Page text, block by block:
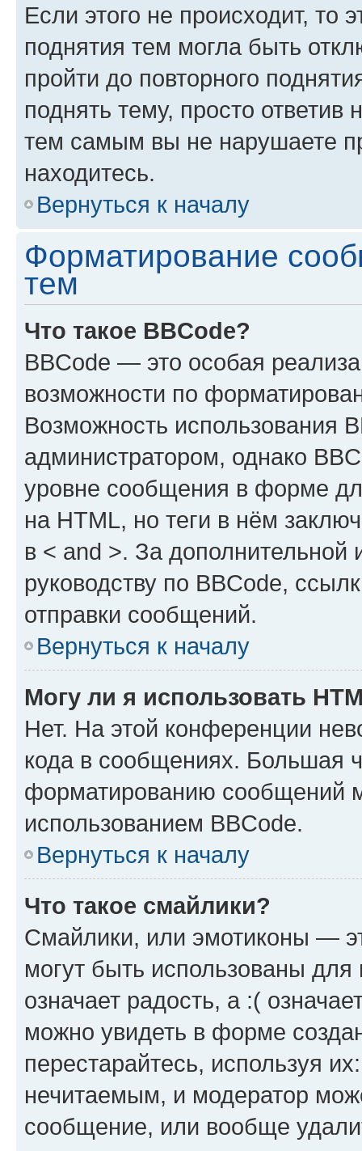
Если этого не происходит, то
поднятия тем могла быть
пройти до повторного
поднять тему, просто ответив
тем самым вы не нарушаете
находитесь.
Вернуться к началу
Форматирование
тем
Что такое BBCode?
BBCode — это особая
возможности по
Возможность использования
администратором, однако
уровне сообщения в форме
на HTML, но теги в нём
в < and >. За
руководству по BBCode,
отправки сообщений.
Вернуться к началу
Могу ли я использовать
Нет. На этой конференции
кода в сообщениях. Большая
форматированию сообщений
использованием BBCode.
Вернуться к началу
Что такое смайлики?
Смайлики, или эмотиконы —
могут быть использованы
означает радость, а :(
можно увидеть в форме
перестарайтесь, используя
нечитаемым, и модератор
сообщение, или вообще